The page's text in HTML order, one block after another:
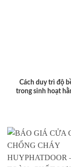
Cách duy trì độ
trong sinh hoạt